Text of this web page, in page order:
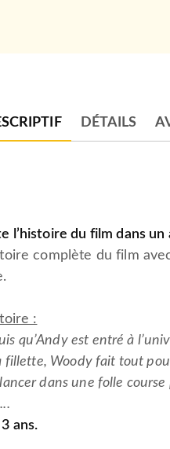
DÉTAILS
l’histoire du film dans
complète du film
:
qu’Andy est entré à
fillette, Woody fait tout
dans une folle
ans.